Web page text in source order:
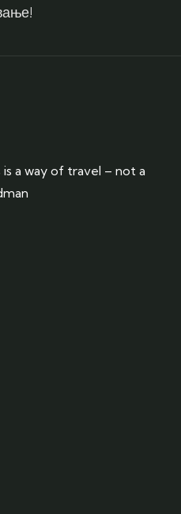
a way of travel – not a